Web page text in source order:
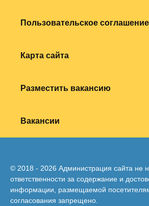
Пользовательское соглашение
Карта сайта
Разместить вакансию
Вакансии
© 2018 - 2026 Администрация сайта не
ответственности за содержание и
информации, размещаемой
согласования запрещено.